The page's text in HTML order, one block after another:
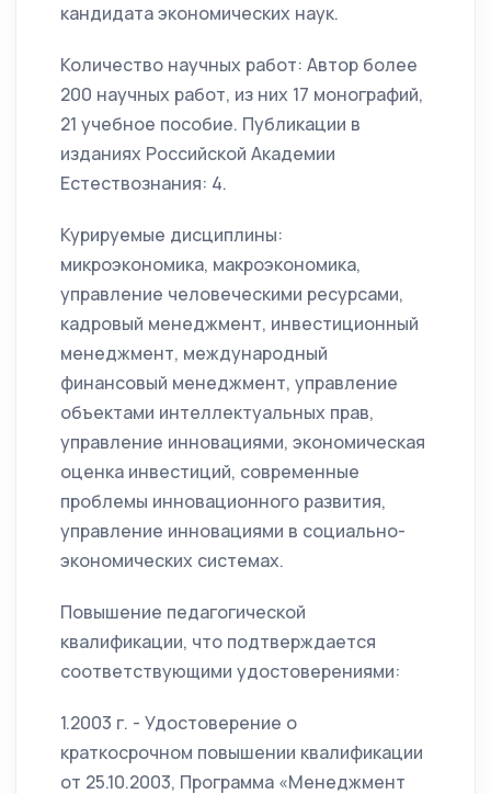
кандидата экономических наук.
Количество научных работ: Автор более
200 научных работ, из них 17 монографий,
21 учебное пособие. Публикации в
изданиях Российской Академии
Естествознания: 4.
Курируемые дисциплины:
микроэкономика, макроэкономика,
управление человеческими ресурсами,
кадровый менеджмент, инвестиционный
менеджмент, международный
финансовый менеджмент, управление
объектами интеллектуальных прав,
управление инновациями, экономическая
оценка инвестиций, современные
проблемы инновационного развития,
управление инновациями в социально-
экономических системах.
Повышение педагогической
квалификации, что подтверждается
соответствующими удостоверениями:
1.2003 г. - Удостоверение о
краткосрочном повышении квалификации
от 25.10.2003, Программа «Менеджмент